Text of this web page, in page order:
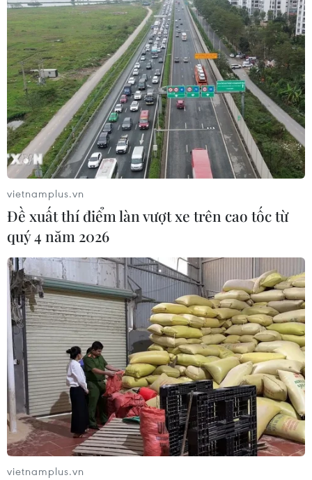
TIN CÙNG CHUYÊN MỤC
Ấn Độ nhập khẩu dầu thô Nga cao kỷ
lục tháng thứ hai liên tiếp
10/08/2026 12:49
Việt Nam-Australia định hướng mở
rộng đầu tư phát triển chuỗi giá trị
vietnamplus.vn
Đề xuất thí điểm làn vượt xe trên cao tốc từ
quý 4 năm 2026
vietnamplus.vn